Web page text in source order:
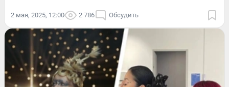
2 мая, 2025, 12:00 2 786 Обсудить